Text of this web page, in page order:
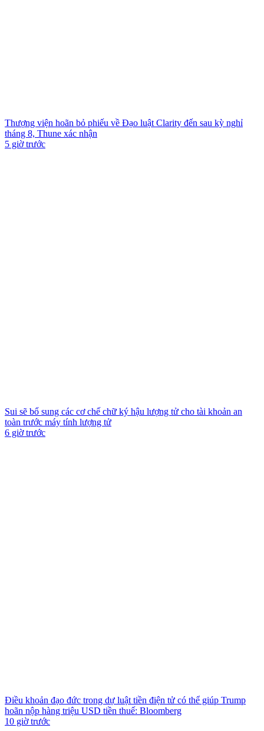
Thượng viện hoãn bỏ phiếu về Đạo luật Clarity đến sau kỳ nghỉ
tháng 8, Thune xác nhận
5 giờ trước
Sui sẽ bổ sung các cơ chế chữ ký hậu lượng tử cho tài khoản an
toàn trước máy tính lượng tử
6 giờ trước
Điều khoản đạo đức trong dự luật tiền điện tử có thể giúp Trump
hoãn nộp hàng triệu USD tiền thuế: Bloomberg
10 giờ trước